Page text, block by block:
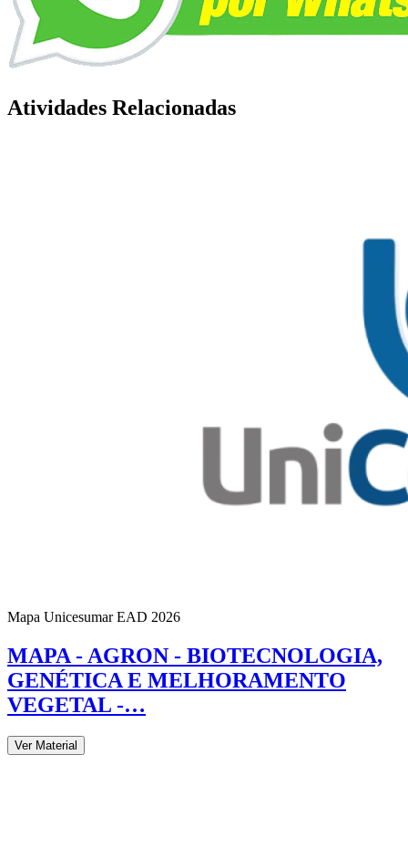
Atividades Relacionadas
Mapa Unicesumar EAD 2026
MAPA - AGRON - BIOTECNOLOGIA,
GENÉTICA E MELHORAMENTO
VEGETAL -…
Ver Material